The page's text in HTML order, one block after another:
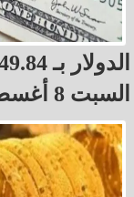
السبت 8 أغسطس 2026